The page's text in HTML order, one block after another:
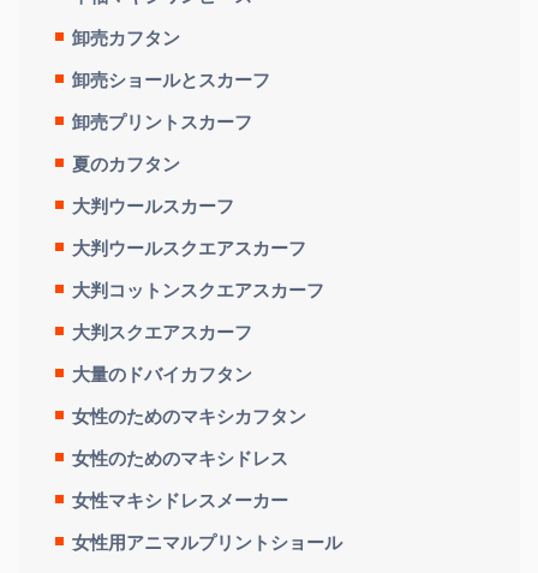
卸売カフタン
卸売ショールとスカーフ
卸売プリントスカーフ
夏のカフタン
大判ウールスカーフ
大判ウールスクエアスカーフ
大判コットンスクエアスカーフ
大判スクエアスカーフ
大量のドバイカフタン
女性のためのマキシカフタン
女性のためのマキシドレス
女性マキシドレスメーカー
女性用アニマルプリントショール